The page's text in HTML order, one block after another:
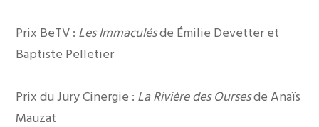
Prix BeTV : Les Immaculésde Émilie Devetter et
Baptiste Pelletier
Prix du Jury Cinergie : La Rivière des Oursesde Anaïs
Mauzat